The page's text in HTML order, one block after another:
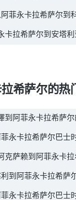
菲永卡拉希萨尔到
卡拉希萨尔到安塔
拉希萨尔的热
到阿菲永卡拉希萨
永卡拉希萨尔巴士
克萨赖到阿菲永卡拉
到阿菲永卡拉希萨
菲永卡拉希萨尔巴士